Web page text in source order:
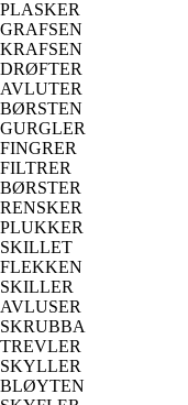
PLASKER
GRAFSEN
KRAFSEN
DRØFTER
AVLUTER
BØRSTEN
GURGLER
FINGRER
FILTRER
BØRSTER
RENSKER
PLUKKER
SKILLET
FLEKKEN
SKILLER
AVLUSER
SKRUBBA
TREVLER
SKYLLER
BLØYTEN